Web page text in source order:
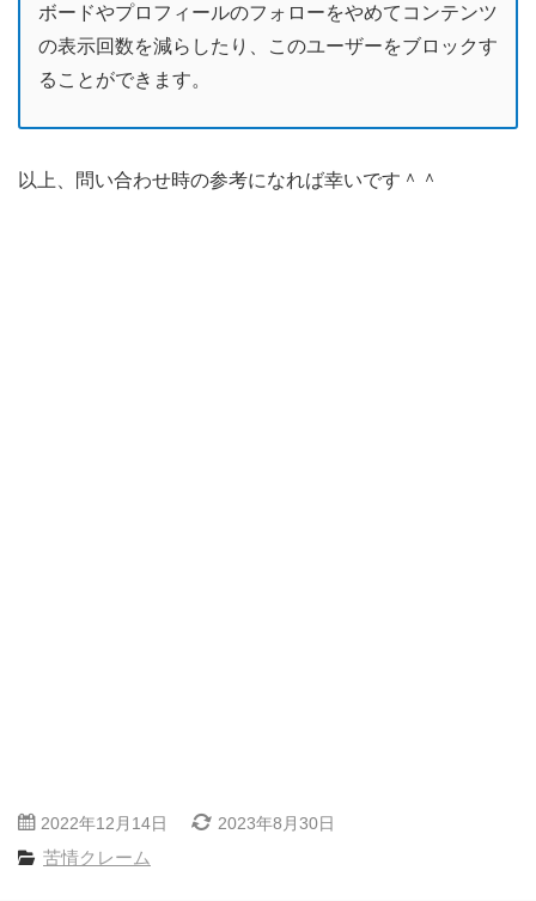
ボードやプロフィールのフォローをやめてコンテンツ
の表示回数を減らしたり、このユーザーをブロックす
ることができます。
以上、問い合わせ時の参考になれば幸いです＾＾
2022年12月14日 2023年8月30日
苦情クレーム